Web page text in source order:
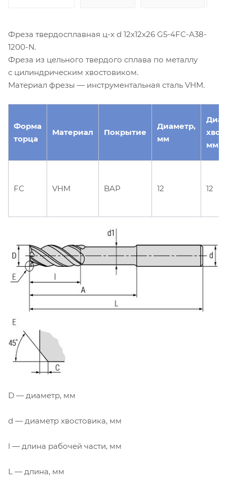
Фреза твердосплавная ц-х d 12х12х26 G5-4FC-A38-
1200-N.
Фреза из цельного твердого сплава по металлу
с цилиндрическим хвостовиком.
Материал фрезы — инструментальная сталь VHM.
Форма
торца
Материал Покрытие
Диаметр,
мм
мм
FC VHM BAP 12 12
D — диаметр, мм
d — диаметр хвостовика, мм
l — длина рабочей части, мм
L — длина, мм